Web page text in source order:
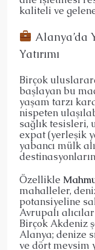
kaliteli ve
Alanya’da
Yatırımı
Birçok
başlayan bu
yaşam tarzı
nispeten
sağlık tesisleri,
expat (yerleşik
yabancı mülk
Özellikle
mahalleler,
potansiyeline
Avrupalı
Birçok Akdeniz
Alanya; denize
ve dört mevsim